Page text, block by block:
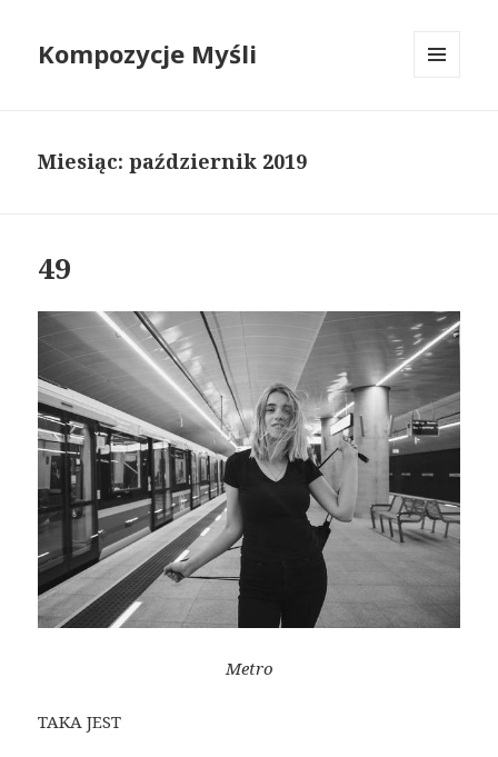
Kompozycje Myśli
Miesiąc:październik 2019
49
Metro
TAKA JEST